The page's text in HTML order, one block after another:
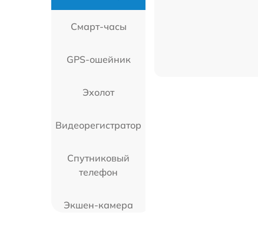
Смарт-часы
GPS-ошейник
Эхолот
Видеорегистратор
Спутниковый
телефон
Экшен-камера